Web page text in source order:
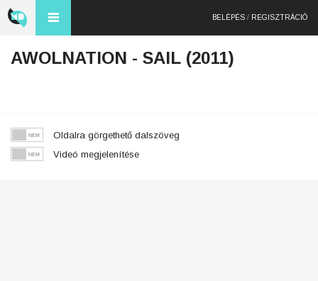
BELÉPÉS / REGISZTRÁCIÓ
AWOLNATION - SAIL (2011)
Oldalra görgethető dalszöveg
Videó megjelenítése